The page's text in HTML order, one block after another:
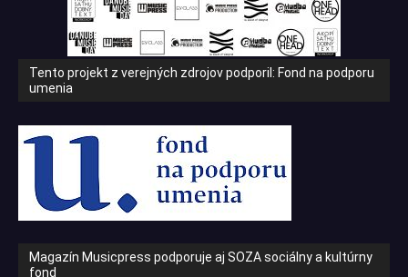
Tento projekt z verejných zdrojov podporil: Fond na podporu
umenia
Magazín Musicpress podporuje aj SOZA sociálny a kultúrny
fond